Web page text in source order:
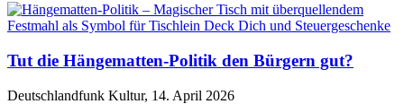
Tut die Hängematten-Politik den Bürgern gut?
Deutschlandfunk Kultur, 14. April 2026